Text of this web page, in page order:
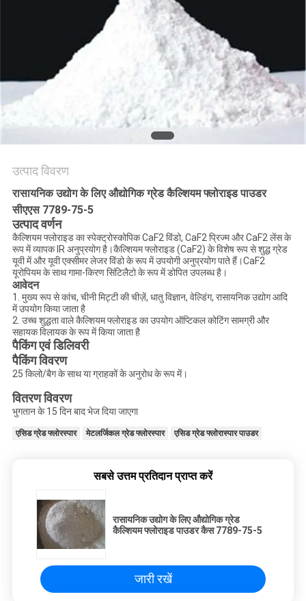
साइटमैप
गोपनीयता
नीति
उत्पाद विवरण
रासायनिक उद्योग के लिए औद्योगिक ग्रेड कैल्शियम फ्लोराइड पाउडर
सीएएस 7789-75-5
उत्पाद वर्णन
कैल्शियम फ्लोराइड का स्पेक्ट्रोस्कोपिक CaF2 विंडो, CaF2 प्रिज्म और CaF2 लेंस के
रूप में व्यापक IR अनुप्रयोग है।कैल्शियम फ्लोराइड (CaF2) के विशेष रूप से शुद्ध ग्रेड
यूवी में और यूवी एक्सीमर लेजर विंडो के रूप में उपयोगी अनुप्रयोग पाते हैं।CaF2
यूरोपियम के साथ गामा-किरण सिंटिलैटो के रूप में डोपित उपलब्ध है।
आवेदन
1. मुख्य रूप से कांच, चीनी मिट्टी की चीज़ें, धातु विज्ञान, वेल्डिंग, रासायनिक उद्योग आदि
में उपयोग किया जाता है
2. उच्च शुद्धता वाले कैल्शियम फ्लोराइड का उपयोग ऑप्टिकल कोटिंग सामग्री और
सहायक विलायक के रूप में किया जाता है
पैकिंग एवं डिलिवरी
पैकिंग विवरण
25 किलो/बैग के साथ या ग्राहकों के अनुरोध के रूप में।
वितरण विवरण
भुगतान के 15 दिन बाद भेज दिया जाएगा
एसिड ग्रेड फ्लोरस्पार मेटलर्जिकल ग्रेड फ्लोरस्पार एसिड ग्रेड फ्लोरास्पार पाउडर
सबसे उत्तम प्रतिदान प्राप्त करें
रासायनिक उद्योग के लिए औद्योगिक ग्रेड
कैल्शियम फ्लोराइड पाउडर कैस 7789-75-5
जारी रखें